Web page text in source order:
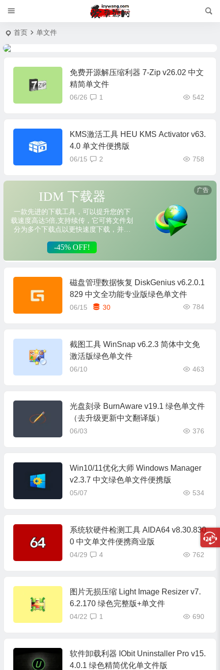
首页 单文件
免费开源解压缩利器 7-Zip v26.02 中文
精简单文件
06/26 542
1
KMS激活工具 HEU KMS Activator v63.
4.0 单文件便携版
06/15 758
2
磁盘管理数据恢复 DiskGenius v6.2.0.1
829 中文全功能专业版绿色单文件
06/15 784
30
截图工具 WinSnap v6.2.3 简体中文免
激活版绿色单文件
06/10 463
光盘刻录 BurnAware v19.1 绿色单文件
（去升级更新中文翻译版）
06/03 376
Win10/11优化大师 Windows Manager
v2.3.7 中文绿色单文件便携版
05/07 534
系统软硬件检测工具 AIDA64 v8.30.830
0 中文单文件便携商业版
04/29 762
4
图片无损压缩 Light Image Resizer v7.
6.2.170 绿色完整版+单文件
04/22 690
1
软件卸载利器 IObit Uninstaller Pro v15.
4.0.1 绿色精简优化单文件版